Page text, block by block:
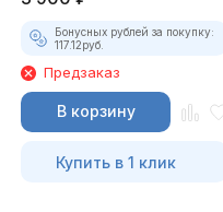
Бонусных рублей за покупку:
117.12руб.
Предзаказ
В корзину
Купить в 1 клик